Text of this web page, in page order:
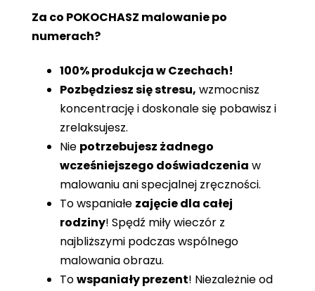
Za co POKOCHASZ malowanie po
numerach?
100% produkcja w Czechach!
Pozbędziesz się stresu, wzmocnisz
koncentrację i doskonale się pobawisz i
zrelaksujesz.
Nie potrzebujesz żadnego
wcześniejszego doświadczenia w
malowaniu ani specjalnej zręczności.
To wspaniałe zajęcie dla całej
rodziny! Spędź miły wieczór z
najbliższymi podczas wspólnego
malowania obrazu.
Towspaniały prezent! Niezależnie od